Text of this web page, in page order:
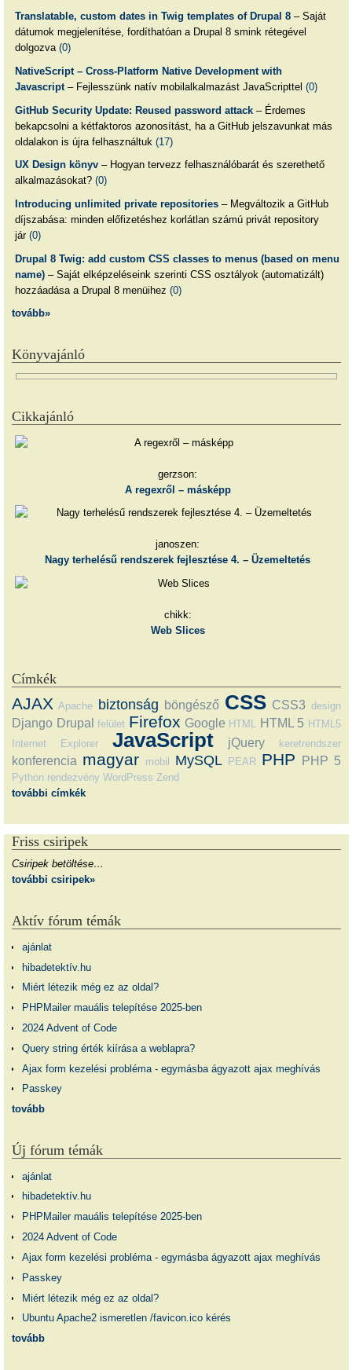
Translatable, custom dates in Twig templates of Drupal 8– Saját
dátumok megjelenítése, fordíthatóan a Drupal 8 smink rétegével
dolgozva (0)
NativeScript – Cross-Platform Native Development with
Javascript– Fejlesszünk natív mobilalkalmazást JavaScripttel (0)
GitHub Security Update: Reused password attack– Érdemes
bekapcsolni a kétfaktoros azonosítást, ha a GitHub jelszavunkat más
oldalakon is újra felhasználtuk (17)
UX Design könyv– Hogyan tervezz felhasználóbarát és szerethető
alkalmazásokat? (0)
Introducing unlimited private repositories– Megváltozik a GitHub
díjszabása: minden előfizetéshez korlátlan számú privát repository
jár (0)
Drupal 8 Twig: add custom CSS classes to menus (based on menu
name)– Saját elképzeléseink szerinti CSS osztályok (automatizált)
hozzáadása a Drupal 8 menüihez (0)
tovább»
Könyvajánló
Cikkajánló
gerzson:
A regexről – másképp
janoszen:
Nagy terhelésű rendszerek fejlesztése 4. – Üzemeltetés
chikk:
Web Slices
Címkék
AJAX Apache biztonság böngésző CSS CSS3 design
Django Drupal felület Firefox Google HTML HTML 5 HTML5
Internet Explorer
JavaScript jQuery keretrendszer
konferencia magyar mobil MySQL PEAR PHP PHP 5
Python rendezvény WordPress Zend
további címkék
Friss csiripek
Csiripek betöltése…
további csiripek»
Aktív fórum témák
ajánlat
hibadetektív.hu
Miért létezik még ez az oldal?
PHPMailer mauális telepítése 2025-ben
2024 Advent of Code
Query string érték kiírása a weblapra?
Ajax form kezelési probléma - egymásba ágyazott ajax meghívás
Passkey
tovább
Új fórum témák
ajánlat
hibadetektív.hu
PHPMailer mauális telepítése 2025-ben
2024 Advent of Code
Ajax form kezelési probléma - egymásba ágyazott ajax meghívás
Passkey
Miért létezik még ez az oldal?
Ubuntu Apache2 ismeretlen /favicon.ico kérés
tovább